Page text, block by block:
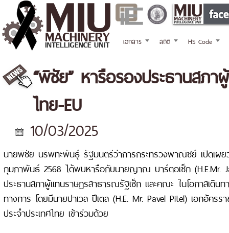
เอกสาร สถิติ HS Code
“พิชัย” หารือรองประธานสภา
ไทย-EU
10/03/2025
นายพิชัย นริพทะพันธุ์ รัฐมนตรีว่าการกระทรวงพาณิชย์ เปิดเผย
กุมภาพันธ์ 2568 ได้พบหารือกับนายญาณ บาร์ตอเช็ก (H.E.Mr.
ประธานสภาผู้แทนราษฎรสาธารณรัฐเช็ก และคณะ ในโอกาสเดินท
ทางการ โดยมีนายปาเวล ปีเตล (H.E. Mr. Pavel Pitel) เอกอัคร
ประจำประเทศไทย เข้าร่วมด้วย